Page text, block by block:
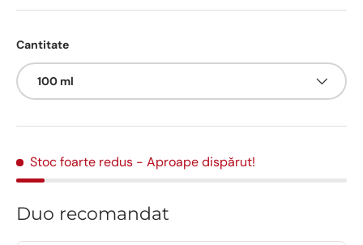
Cantitate
100 ml
Stoc foarte redus - Aproape dispărut!
Duo recomandat